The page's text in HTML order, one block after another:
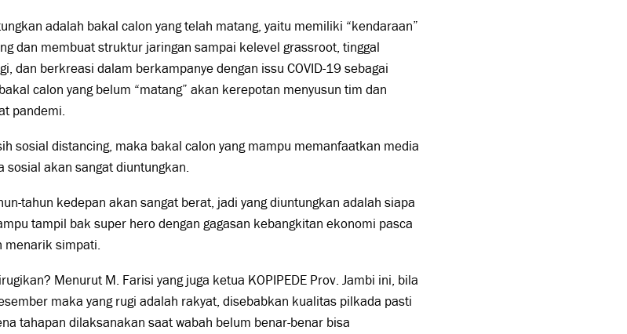
adalah bakal calon yang telah matang, yaitu memiliki “kendaraan”
dan membuat struktur jaringan sampai kelevel grassroot, tinggal
dan berkreasi dalam berkampanye dengan issu COVID-19 sebagai
calon yang belum “matang” akan kerepotan menyusun tim dan
pandemi.
sosial distancing, maka bakal calon yang mampu memanfaatkan media
sosial akan sangat diuntungkan.
tahun kedepan akan sangat berat, jadi yang diuntungkan adalah siapa
tampil bak super hero dengan gagasan kebangkitan ekonomi pasca
menarik simpati.
Menurut M. Farisi yang juga ketua KOPIPEDE Prov. Jambi ini, bila
maka yang rugi adalah rakyat, disebabkan kualitas pilkada pasti
tahapan dilaksanakan saat wabah belum benar-benar bisa